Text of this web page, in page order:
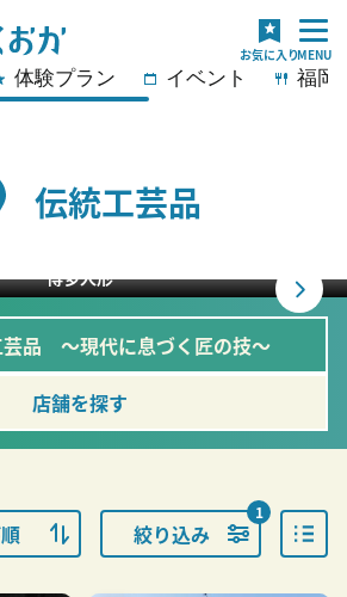
体験プラン イベント 福岡
伝統工芸品
博多人形
芸品 ～現代に息づく匠の技～
店舗を探す
絞り込み
1